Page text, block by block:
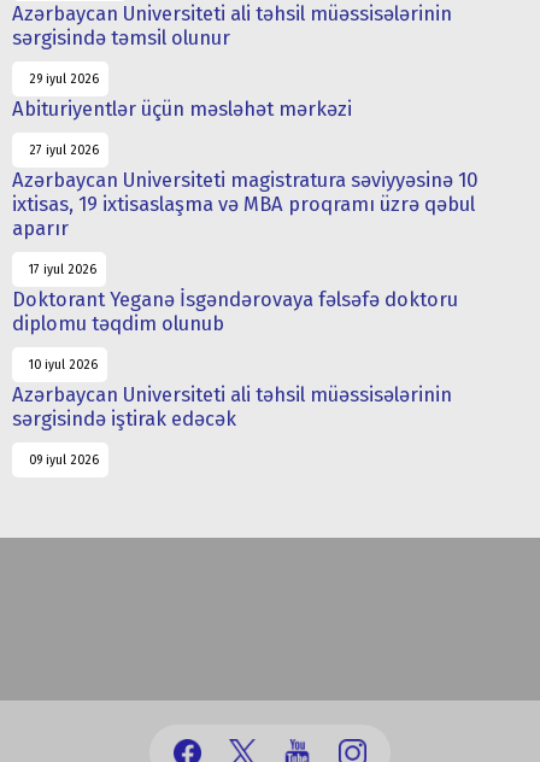
Azərbaycan Universiteti ali təhsil müəssisələrinin
sərgisində təmsil olunur
29 iyul 2026
Abituriyentlər üçün məsləhət mərkəzi
27 iyul 2026
Azərbaycan Universiteti magistratura səviyyəsinə 10
ixtisas, 19 ixtisaslaşma və MBA proqramı üzrə qəbul
aparır
17 iyul 2026
Doktorant Yeganə İsgəndərovaya fəlsəfə doktoru
diplomu təqdim olunub
10 iyul 2026
Azərbaycan Universiteti ali təhsil müəssisələrinin
sərgisində iştirak edəcək
09 iyul 2026